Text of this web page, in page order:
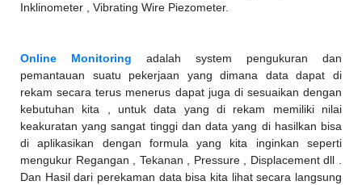
Inklinometer , Vibrating Wire Piezometer.
Online Monitoring adalah system pengukuran dan
pemantauan suatu pekerjaan yang dimana data dapat di
rekam secara terus menerus dapat juga di sesuaikan dengan
kebutuhan kita , untuk data yang di rekam memiliki nilai
keakuratan yang sangat tinggi dan data yang di hasilkan bisa
di aplikasikan dengan formula yang kita inginkan seperti
mengukur Regangan , Tekanan , Pressure , Displacement dll .
Dan Hasil dari perekaman data bisa kita lihat secara langsung